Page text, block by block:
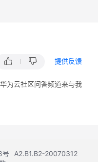
提供反馈
为云社区问答频道来与我
号
A2.B1.B2-20070312